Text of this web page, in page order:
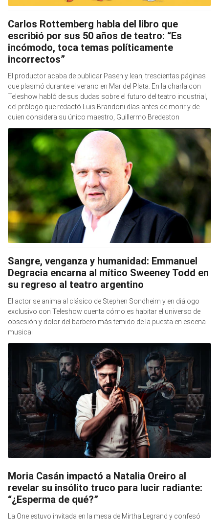
Carlos Rottemberg habla del libro que
escribió por sus 50 años de teatro: “Es
incómodo, toca temas políticamente
incorrectos”
El productor acaba de publicar Pasen y lean, trescientas páginas
que plasmó durante el verano en Mar del Plata. En la charla con
Teleshow habló de sus dudas sobre el futuro del teatro industrial,
del prólogo que redactó Luis Brandoni días antes de morir y de
quien considera su único maestro, Guillermo Bredeston
Sangre, venganza y humanidad: Emmanuel
Degracia encarna al mítico Sweeney Todd en
su regreso al teatro argentino
El actor se anima al clásico de Stephen Sondheim y en diálogo
exclusivo con Teleshow cuenta cómo es habitar el universo de
obsesión y dolor del barbero más temido de la puesta en escena
musical
Moria Casán impactó a Natalia Oreiro al
revelar su insólito truco para lucir radiante:
“¿Esperma de qué?”
La One estuvo invitada en la mesa de Mirtha Legrand y confesó